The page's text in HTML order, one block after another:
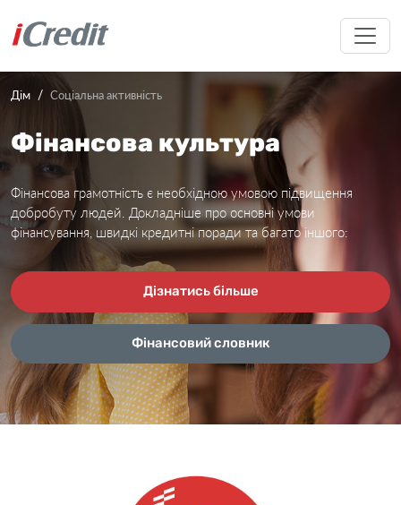
Дім Соціальна активність
Фінансова культура
Фінансова грамотність є необхідною умовою підвищення
добробуту людей. Докладніше про основні умови
фінансування, швидкі кредитні поради та багато іншого:
Дізнатись більше
Фінансовий словник